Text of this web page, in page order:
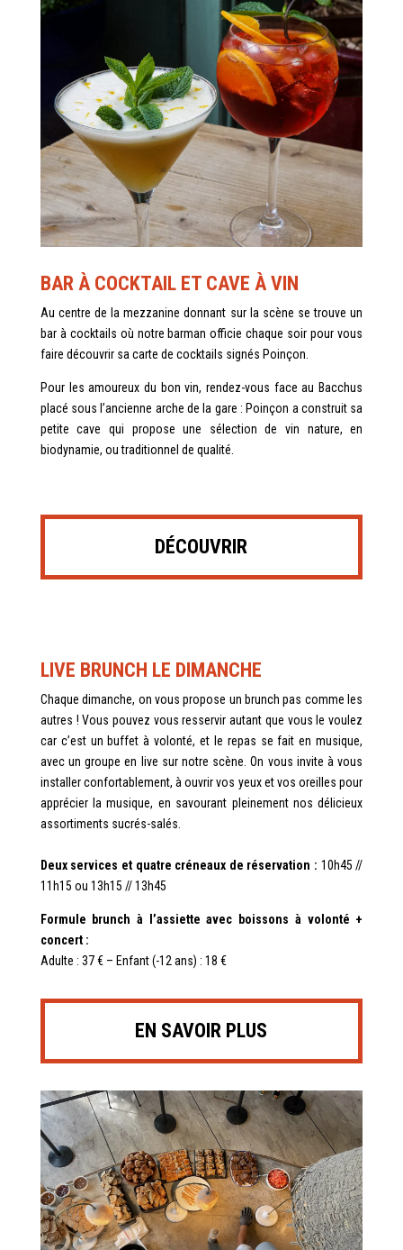
BAR À COCKTAIL ET CAVE À VIN
Au centre de la mezzanine donnant sur la scène se trouve un
bar à cocktails où notre barman officie chaque soir pour vous
faire découvrir sa carte de cocktails signés Poinçon.
Pour les amoureux du bon vin, rendez-vous face au Bacchus
placé sous l’ancienne arche de la gare : Poinçon a construit sa
petite cave qui propose une sélection de vin nature, en
biodynamie, ou traditionnel de qualité.
DÉCOUVRIR
LIVE BRUNCH LE DIMANCHE
Chaque dimanche, on vous propose un brunch pas comme les
autres ! Vous pouvez vous resservir autant que vous le voulez
car c’est un buffet à volonté, et le repas se fait en musique,
avec un groupe en live sur notre scène. On vous invite à vous
installer confortablement, à ouvrir vos yeux et vos oreilles pour
apprécier la musique, en savourant pleinement nos délicieux
assortiments sucrés-salés.
Deux services et quatre créneaux de réservation : 10h45 //
11h15 ou 13h15 //13h45
Formule brunch à l’assiette avec boissons à volonté +
concert :
Adulte : 37 € – Enfant (-12 ans) : 18 €
EN SAVOIR PLUS